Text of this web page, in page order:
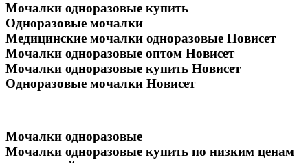
Мочалки одноразовые купить
Одноразовые мочалки
Медицинские мочалки одноразовые Новисет
Мочалки одноразовые оптом Новисет
Мочалки одноразовые купить Новисет
Одноразовые мочалки Новисет
Мочалки одноразовые
Мочалки одноразовые купить по низким ценам